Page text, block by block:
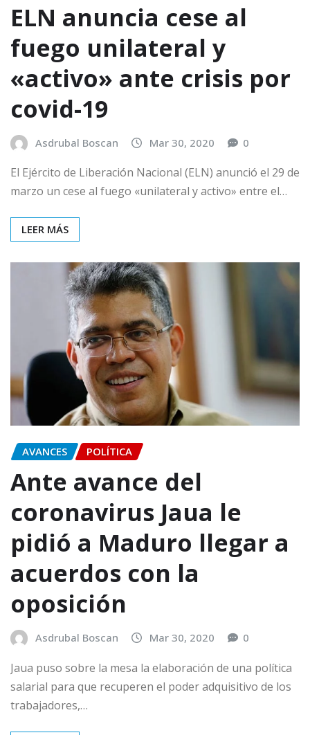
ELN anuncia cese al
fuego unilateral y
«activo» ante crisis por
covid-19
Asdrubal Boscan Mar 30, 2020 0
El Ejército de Liberación Nacional (ELN) anunció el 29 de
marzo un cese al fuego «unilateral y activo» entre el…
LEER MÁS
AVANCES POLÍTICA
Ante avance del
coronavirus Jaua le
pidió a Maduro llegar a
acuerdos con la
oposición
Asdrubal Boscan Mar 30, 2020 0
Jaua puso sobre la mesa la elaboración de una política
salarial para que recuperen el poder adquisitivo de los
trabajadores,…